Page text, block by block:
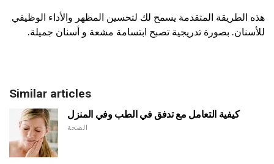
هذه الطريقة المتقدمة يسمح لك لتحسين المظهر والأداء الوظيفي
للأسنان. بصورة تدريجية تصبح ابتسامة مشعة و أسنان جميلة.
Similar articles
كيفية التعامل مع تدفق في الطب وفي المنزل
الصحة